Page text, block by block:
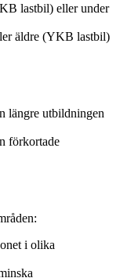
lastbil) eller under
äldre (YKB lastbil)
längre utbildningen
förkortade
i olika